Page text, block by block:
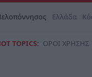
Ελλάδα
TOPICS: ΟΡΟΙ ΧΡΗΣΗΣ